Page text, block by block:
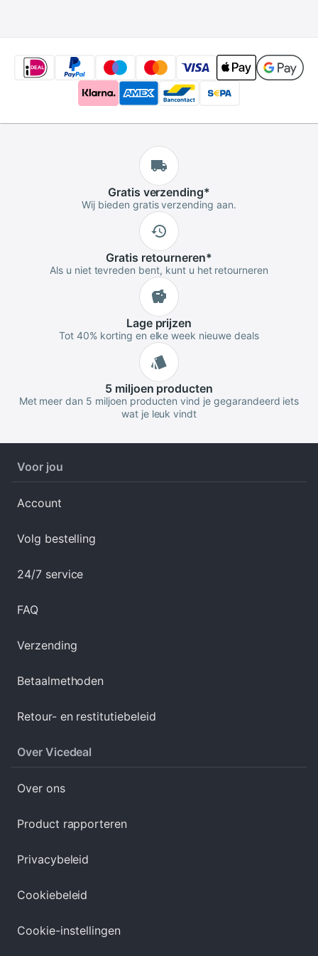
Gratis verzending*
Wij bieden gratis verzending aan.
Gratis retourneren*
Als u niet tevreden bent, kunt u het retourneren
Lageprijzen
Tot 40% korting en elke week nieuwe deals
5 miljoen producten
Met meer dan 5 miljoen producten vind je gegarandeerd iets
wat je leuk vindt
Voor jou
Account
Volg bestelling
24/7 service
FAQ
Verzending
Betaalmethoden
Retour- en restitutiebeleid
Over Vicedeal
Over ons
Product rapporteren
Privacybeleid
Cookiebeleid
Cookie-instellingen